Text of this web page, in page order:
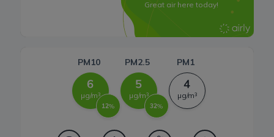
9. Prawa podmiotów danych
Zgodnie z RODO, przysługuje Ci:
a) prawo dostępu do swoich danych oraz otrzymania ich kopii;
b) prawo do sprostowania (poprawiania) swoich danych;
c) prawo do usunięcia danych, ograniczenia przetwarzania danych;
d) prawo do wniesienia sprzeciwu wobec przetwarzania danych;
e) prawo do przenoszenia danych;
f) prawo do wniesienia skargi do organu nadzorczego.